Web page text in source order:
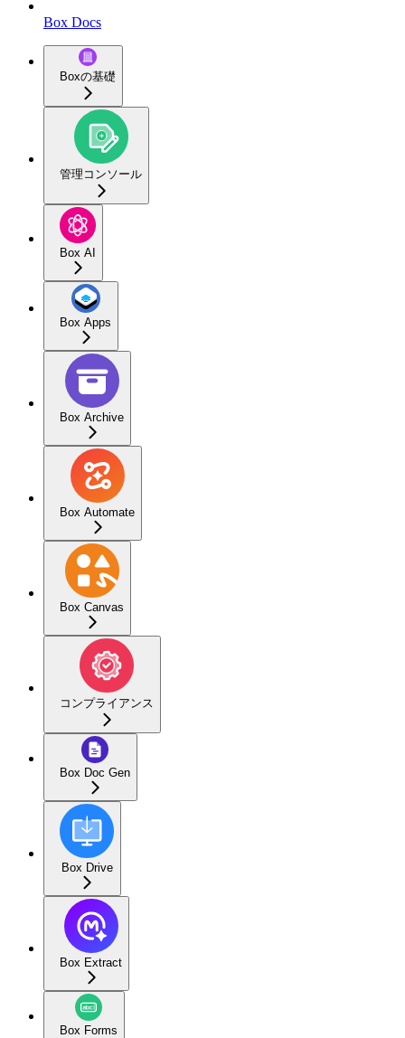
Box Docs
Boxの基礎
管理コンソール
Box AI
Box Apps
Box Archive
Box Automate
Box Canvas
コンプライアンス
Box Doc Gen
Box Drive
Box Extract
Box Forms